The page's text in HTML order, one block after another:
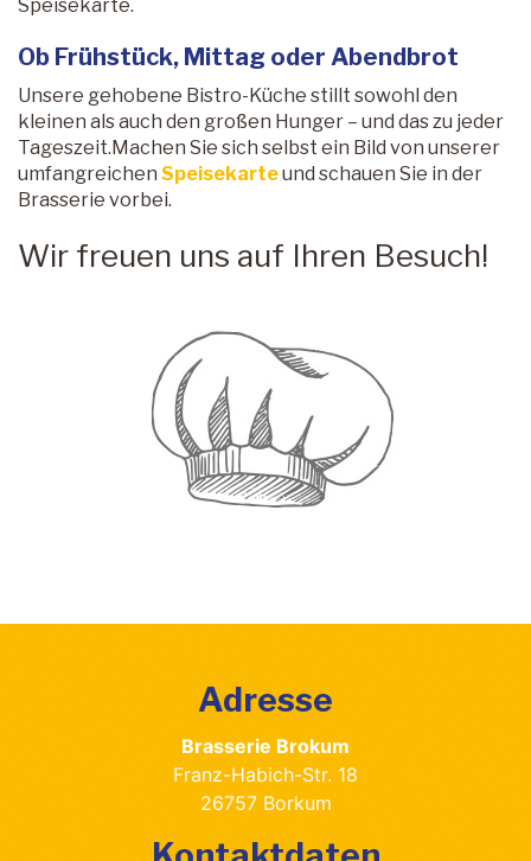
Speisekarte.
Ob Frühstück, Mittag oder Abendbrot
Unsere gehobene Bistro-Küche stillt sowohl den
kleinen als auch den großen Hunger – und das zu jeder
Tageszeit.Machen Sie sich selbst ein Bild von unserer
umfangreichen Speisekarteund schauen Sie in der
Brasserie vorbei.
Wir freuen uns auf Ihren Besuch!
Adresse
Brasserie Brokum
Franz-Habich-Str. 18
26757 Borkum